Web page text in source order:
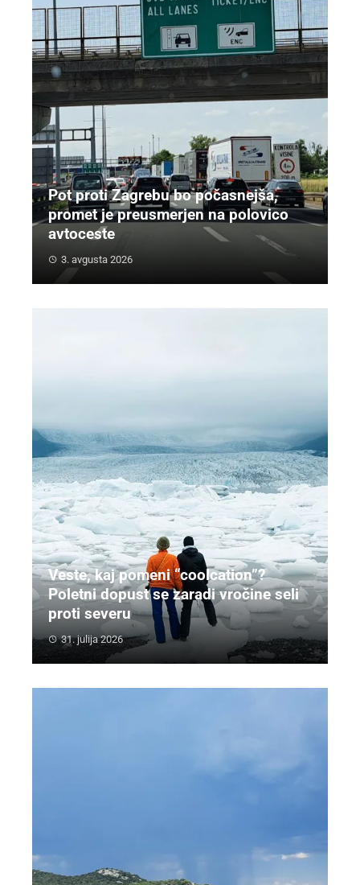
Pot proti Zagrebu bo počasnejša,
promet je preusmerjen na polovico
avtoceste
3. avgusta 2026
Veste, kaj pomeni “coolcation”?
Poletni dopust se zaradi vročine seli
proti severu
31. julija 2026